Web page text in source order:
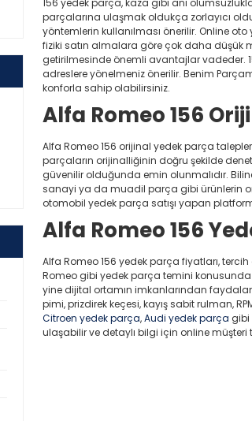
156 yedek parça, kaza gibi ani
parçalarına ulaşmak oldukça zorlayıcı
yöntemlerin kullanılması önerilir. Online
fiziki satın almalara göre çok daha düşük
getirilmesinde önemli avantajlar vadeder.
adreslere yönelmeniz önerilir. Benim
konforla sahip olabilirsiniz.
Alfa Romeo 156
Alfa Romeo 156 orijinal yedek parça
parçaların orijinalliğinin doğru şekilde
güvenilir olduğunda emin olunmalıdır.
sanayi ya da muadil parça gibi ürünlerin
otomobil yedek parça satışı yapan
Alfa Romeo 156
Alfa Romeo 156 yedek parça fiyatları,
Romeo gibi yedek parça temini
yine dijital ortamın imkanlarından
pimi, prizdirek keçesi, kayış sabit rulman,
Citroen yedek parça,Audi yedek parça gibi
ulaşabilir ve detaylı bilgi için online